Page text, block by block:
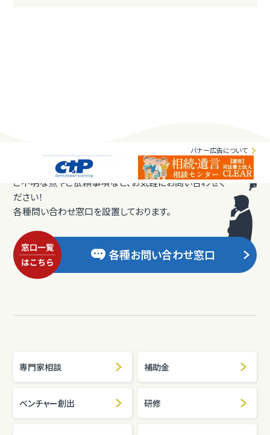
バナー広告について
ご不明な点やご依頼事項など、お気軽にお問い合わせく
ださい！
各種問い合わせ窓口を設置しております。
各種お問い合わせ窓口
専門家相談 補助金
ベンチャー創出 研修